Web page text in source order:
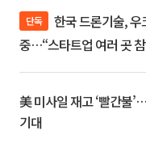
단독
중…“스타트업 여러 곳
美 미사일 재고 ‘빨간불
기대